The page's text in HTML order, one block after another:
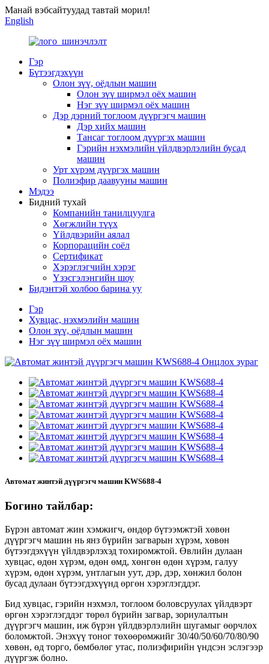
Манай вэбсайтуудад тавтай морил!
English
Гэр
Бүтээгдэхүүн
Олон зүү, оёдлын машин
Олон зүү ширмэл оёх машин
Нэг зүү ширмэл оёх машин
Дэр дэрний тоглоом дүүргэгч машин
Дэр хийх машин
Тансаг тоглоом дүүргэх машин
Гэрийн нэхмэлийн үйлдвэрлэлийн бусад
машин
Урт хүрэм дүүргэх машин
Полиэфир даавууны машин
Мэдээ
Бидний тухай
Компанийн танилцуулга
Хөгжлийн түүх
Үйлдвэрийн аялал
Корпорацийн соёл
Сертификат
Хэрэглэгчийн хэрэг
Үзэсгэлэнгийн шоу
Бидэнтэй холбоо барина уу
Гэр
Хувцас, нэхмэлийн машин
Олон зүү, оёдлын машин
Нэг зүү ширмэл оёх машин
Автомат жинтэй дүүргэгч машин KWS688-4
Богино тайлбар:
Бүрэн автомат жин хэмжигч, өндөр бүтээмжтэй хөвөн
дүүргэгч машин нь янз бүрийн загварын хүрэм, хөвөн
бүтээгдэхүүн үйлдвэрлэхэд тохиромжтой. Өвлийн дулаан
хувцас, өдөн хүрэм, өдөн өмд, хөнгөн өдөн хүрэм, галуу
хүрэм, өдөн хүрэм, унтлагын уут, дэр, дэр, хөнжил болон
бусад дулаан бүтээгдэхүүнд өргөн хэрэглэгддэг.
Бид хувцас, гэрийн нэхмэл, тоглоом боловсруулах үйлдвэрт
өргөн хэрэглэгддэг төрөл бүрийн загвар, зориулалтын
дүүргэгч машин, иж бүрэн үйлдвэрлэлийн шугамыг өөрчлөх
боломжтой. Энэхүү тоног төхөөрөмжийг 30/40/50/60/70/80/90
хөвөн, өд торго, бөмбөлөг утас, полиэфирийн үндсэн эслэгээр
дүүргэж болно.